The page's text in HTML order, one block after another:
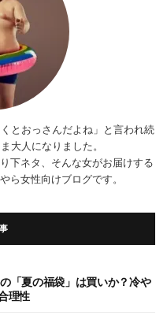
とおっさんだよね」と言われ続
大人になりました。
下ネタ、そんな女がお届けする
ら女性向けブログです。
「夏の福袋」は買いか？冷や
理性